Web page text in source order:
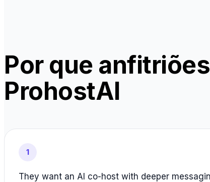
Por que
ProhostAI
1
They want an AI co-host with deeper